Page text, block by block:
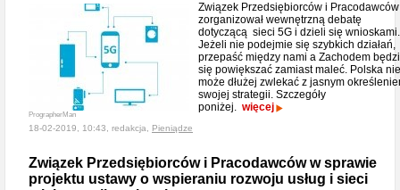
PrographerMan
Związek Przedsiębiorców i Pracodawców
zorganizował wewnętrzną debatę
dotyczącą sieci 5G i dzieli się wnioskami.
Jeżeli nie podejmie się szybkich działań,
przepaść między nami a Zachodem
się powiększać zamiast maleć. Polska nie
może dłużej zwlekać z jasnym
swojej strategii. Szczegóły
poniżej. więcej
18-02-2019, 10:43, redakcja, Pieniądze
Związek Przedsiębiorców i Pracodawców w sprawie
projektu ustawy o wspieraniu rozwoju usług i sieci